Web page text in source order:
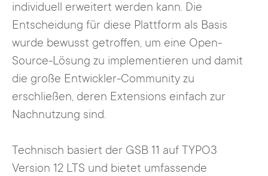
individuell erweitert werden kann. Die
Entscheidung für diese Plattform als Basis
wurde bewusst getroffen, um eine Open-
Source-Lösung zu implementieren und damit
die große Entwickler-Community zu
erschließen, deren Extensions einfach zur
Nachnutzung sind.
Technisch basiert der GSB 11 auf TYPO3
Version 12 LTS und bietet umfassende